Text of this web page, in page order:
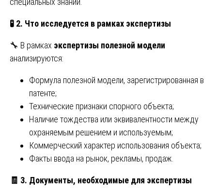
🧪 2. Что исследуется в рамках экспертизы
🔧 В рамках экспертизы полезной модели
анализируются:
Формула полезной модели, зарегистрированная в
патенте;
Технические признаки спорного объекта;
Наличие тождества или эквивалентности между
охраняемым решением и используемым;
Коммерческий характер использования объекта;
Факты ввода на рынок, рекламы, продаж.
🧾 3. Документы, необходимые для экспертизы